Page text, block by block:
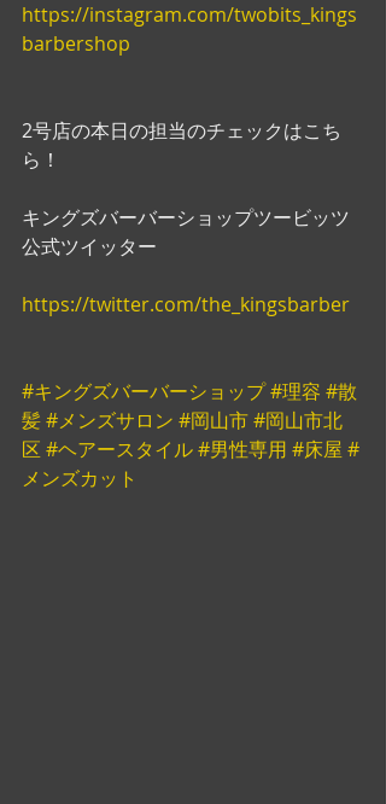
https://instagram.com/twobits_kings
barbershop
2号店の本日の担当のチェックはこち
ら！
キングズバーバーショップツービッツ
公式ツイッター
https://twitter.com/the_kingsbarber
#キングズバーバーショップ#理容 #散
髪#メンズサロン #岡山市#岡山市北
区 #ヘアースタイル#男性専用 #床屋 #
メンズカット